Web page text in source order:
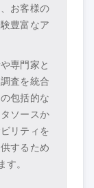
お客様の
豊富なア
専門家と
査を統合
包括的な
ソースか
リティを
するため
。